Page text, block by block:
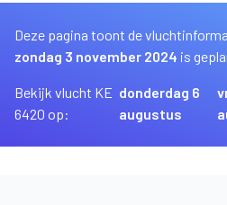
Deze pagina toont de
zondag 3 november 2024 is
Bekijk vlucht KE
6420 op:
donderdag 6
augustus